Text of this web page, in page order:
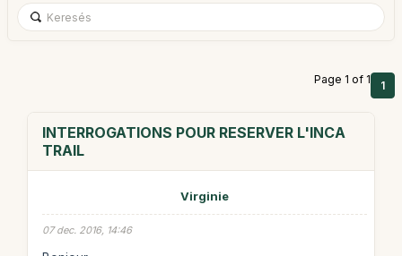
Page 1 of 1 1
INTERROGATIONS POUR RESERVER L'INCA
TRAIL
Virginie
07 dec. 2016, 14:46